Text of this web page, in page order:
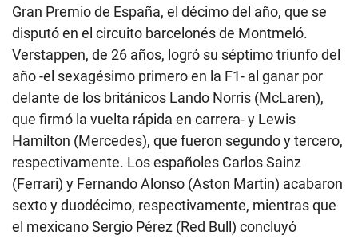
Gran Premio de España, el décimo del año, que se
disputó en el circuito barcelonés de Montmeló.
Verstappen, de 26 años, logró su séptimo triunfo del
año -el sexagésimo primero en la F1- al ganar por
delante de los británicos Lando Norris (McLaren),
que firmó la vuelta rápida en carrera- y Lewis
Hamilton (Mercedes), que fueron segundo y tercero,
respectivamente. Los españoles Carlos Sainz
(Ferrari) y Fernando Alonso (Aston Martin) acabaron
sexto y duodécimo, respectivamente, mientras que
el mexicano Sergio Pérez (Red Bull) concluyó